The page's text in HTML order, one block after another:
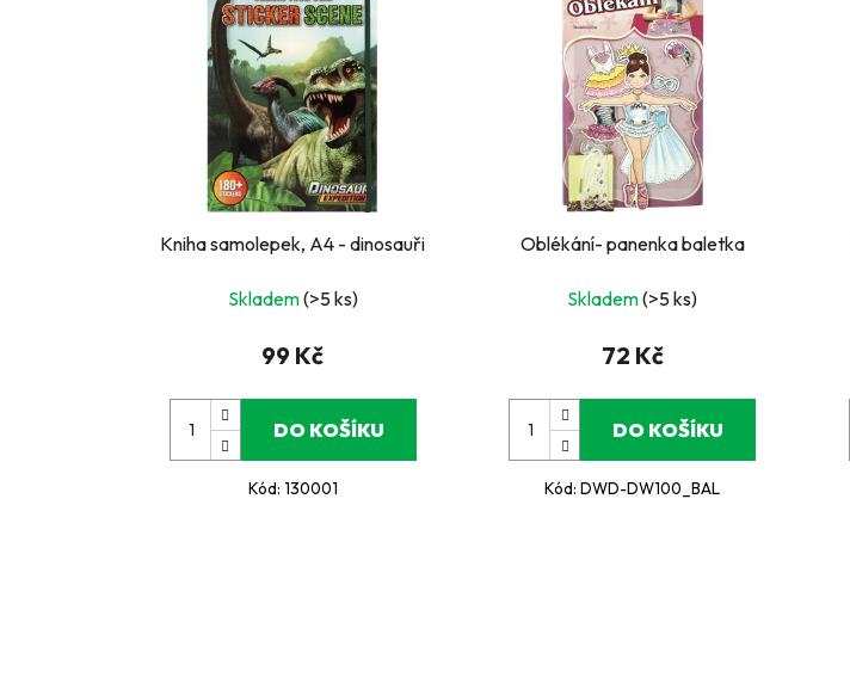
Kniha samolepek, A4 - dinosauři
Skladem(>5 ks)
99 Kč
DO KOŠÍKU
Kód: 130001
Oblékání- panenka baletka
Skladem(>5 ks)
72 Kč
DO KOŠÍKU
Kód:DWD-DW100_BAL